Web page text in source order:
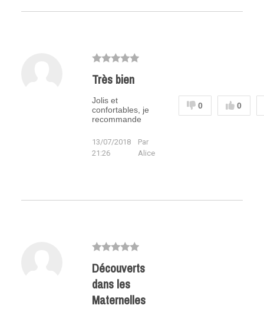
Très bien
Jolis et
confortables, je
recommande
13/07/2018
21:26
Par
Alice
0 0
Découverts
dans les
Maternelles